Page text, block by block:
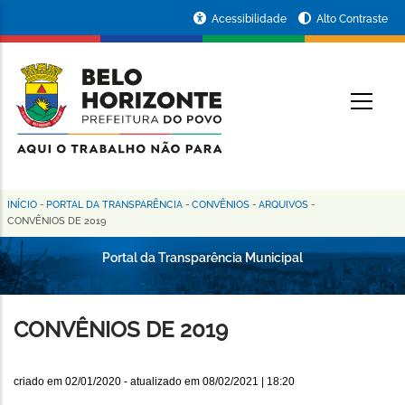
conteúdo
principal
da
Prefeitura
de
Horizonte
Acessibilidade Alto Contraste
Trilha
de
navegação
INÍCIO - PORTAL DA TRANSPARÊNCIA - CONVÊNIOS - ARQUIVOS -
CONVÊNIOS DE 2019
Portal da Transparência Municipal
CONVÊNIOS DE 2019
criado em 02/01/2020 - atualizado em 08/02/2021 | 18:20